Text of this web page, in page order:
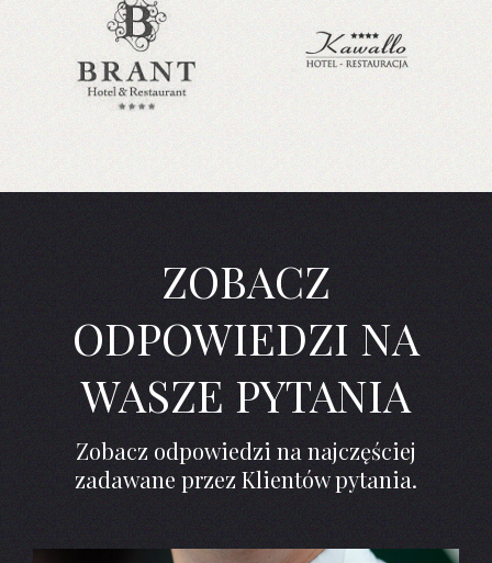
ZOBACZ
ODPOWIEDZI NA
WASZE PYTANIA
Zobacz odpowiedzi na najczęściej
zadawane przez Klientów pytania.